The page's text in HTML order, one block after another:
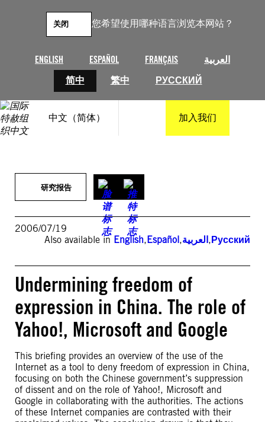
您希望使用哪种语言浏览本网站？
ENGLISH ESPAÑOL FRANÇAIS
العربية
简中
繁中 РУССКИЙ
关闭
中文（简体） 加入我们
研究报告
2006/07/19
Also available in English,Español,العربية,Русский
Undermining freedom of
expression in China. The role of
Yahoo!, Microsoft and Google
This briefing provides an overview of the use of the
Internet as a tool to deny freedom of expression in China,
focusing on both the Chinese government’s suppression
of dissent and on the role of Yahoo!, Microsoft and
Google in collaborating with the authorities. The actions
of these Internet companies are contrasted with their